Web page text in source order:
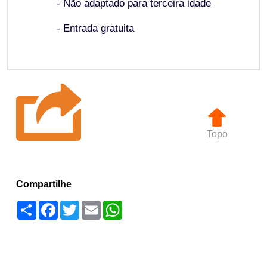
- Não adaptado para terceira idade
- Entrada gratuita
Topo
Compartilhe
Compartilhar
Facebook
TwitterEmailWhatsApp